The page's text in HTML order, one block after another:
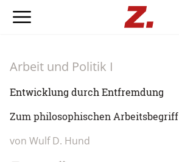
Arbeit und Politik I
Entwicklung durch Entfremdung
Zum philosophischen Arbeitsbegriff
von Wulf D. Hund